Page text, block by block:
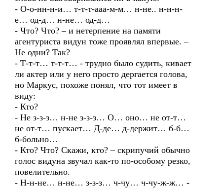
- О-о-нн-н-и… т-т-т-ааа-м-м… н-не.. н-н-н-
е… од-д… н-не… од-д…
- Что? Что? – и нетерпение на памяти
агентуриста видун тоже проявлял впервые. –
Не одни? Так?
- Т-т-т… т-т-т… - трудно было судить, кивает
ли актер или у него просто дергается голова,
но Маркус, похоже понял, что тот имеет в
виду:
- Кто?
- Не з-з-з… н-не з-з-з… О… оно… не от-т…
не от-т… пускает… Д-де… д-держит… б-б…
б-больно…
- Кто? Что? Скажи, кто? – скрипучий обычно
голос видуна звучал как-то по-особому резко,
повелительно.
- Н-н-не… н-не… з-з-з… ч-чу… ч-чу-ж-ж… -